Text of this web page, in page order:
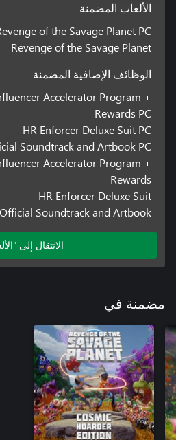
الألعاب المضمنة
of the Savage Planet PC
Revenge of the Savage Planet
الوظائف الإضافية المضمنة
Accelerator Program +
Rewards PC
HR Enforcer Deluxe Suit PC
Soundtrack and Artbook PC
Accelerator Program +
Rewards
HR Enforcer Deluxe Suit
Official Soundtrack and Artbook
الانتقال إلى
مضمنة في